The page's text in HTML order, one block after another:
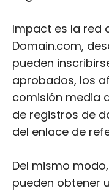
Impact es la red
Domain.com,
pueden
aprobados, los
comisión media
de registros de
del enlace de
Del mismo
pueden obtener